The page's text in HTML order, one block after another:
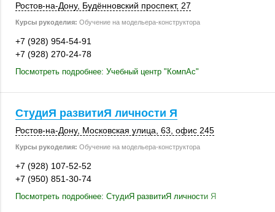
Ростов-на-Дону, Будённовский проспект, 27
Курсы рукоделия: Обучение на модельера-конструктора
+7 (928) 954-54-91
+7 (928) 270-24-78
Посмотреть подробнее: Учебный центр "КомпАс"
СтудиЯ развитиЯ личности Я
Ростов-на-Дону, Московская улица, 63, офис 245
Курсы рукоделия: Обучение на модельера-конструктора
+7 (928) 107-52-52
+7 (950) 851-30-74
Посмотреть подробнее: СтудиЯ развитиЯ личности Я